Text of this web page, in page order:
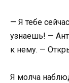
— Я тебе
узнаешь! —
к нему. —
Я молча